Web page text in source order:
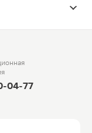
04-77